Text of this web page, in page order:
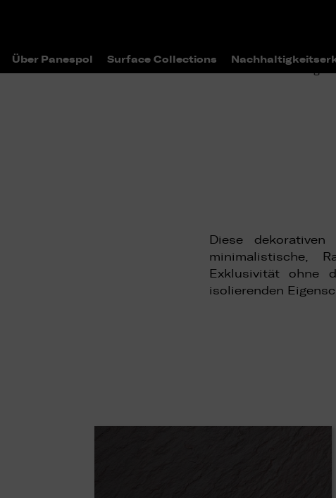
Über Panespol Surface Collections
Diese
minimalistische,
Exklusivität ohne
isolierenden